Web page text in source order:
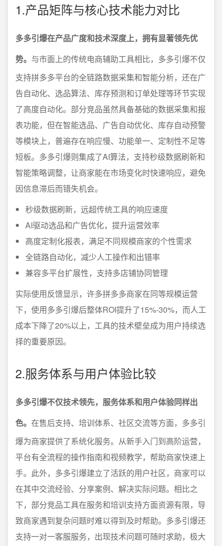
1.产品矩阵与核心技术能力对比
多多引爆在产品广度和技术深度上，拥有显著领先优
势。 与市面上的传统电商辅助工具相比，多多引爆不仅
支持拼多多平台的全链路数据采集和智能分析，还在广
告自动化、选品算法、库存预测和订单处理等环节实现
了高度自动化。部分竞品虽然具备基础的数据采集和报
表功能，但在智能选品、广告自动优化、库存自动预警
等模块上，普遍存在响应慢、功能单一、定制性不足等
短板。多多引爆则集成了AI算法，支持秒级数据刷新和
智能策略调整，让商家能在市场变化时快速响应，避免
因信息滞后而错失机会。
秒级数据刷新，远超传统工具的响应速度
AI驱动选品和广告优化，提升运营效率
高度定制化报表，满足不同规模商家的个性需求
全链路自动化，减少人工操作和出错率
兼容多平台扩展性，支持多店铺协同管理
实际使用反馈显示，许多拼多多商家在同等规模运营
下，使用多多引爆后整体ROI提升了15%-30%，而人工
成本下降了20%以上，工具的技术壁垒成为用户持续选
择的重要原因。
2.服务体系与用户体验比较
多多引爆不仅技术领先，服务体系和用户体验同样出
色。 在售后支持、培训体系、社区交流等方面，多多引
爆为商家提供了系统化服务。从新手入门到高阶运营，
平台有全流程的操作指南和视频教学，帮助商家快速上
手。此外，多多引爆建立了活跃的用户社区，商家可以
在其中交流经验、分享案例、解决实际问题。相比之
下，部分竞品工具在服务和培训支持方面资源有限，导
致商家遇到复杂问题时难以得到及时帮助。多多引爆还
支持一对一客服服务，出现技术问题可随时求助，极大